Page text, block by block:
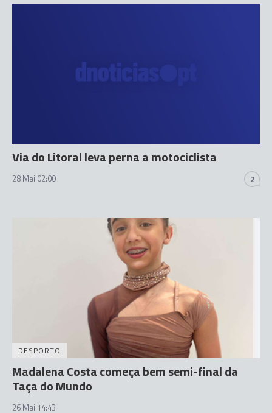
Via do Litoral leva perna a motociclista
28 Mai 02:00 2
DESPORTO
Madalena Costa começa bem semi-final da
Taça do Mundo
26 Mai 14:43